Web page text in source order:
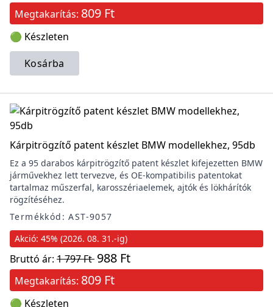
Megtakarítás: 809 Ft
🟢 Készleten
Kosárba
Kárpitrögzítő patent készlet BMW modellekhez, 95db
Ez a 95 darabos kárpitrögzítő patent készlet kifejezetten BMW
járművekhez lett tervezve, és OE-kompatibilis patentokat
tartalmaz műszerfal, karosszériaelemek, ajtók és lökhárítók
rögzítéséhez.
Termékkód: AST-9057
Akció: 45% (2026. 08. 31.-ig)
Bruttó ár: 1 797 Ft 988 Ft
Megtakarítás: 809 Ft
🟢 Készleten